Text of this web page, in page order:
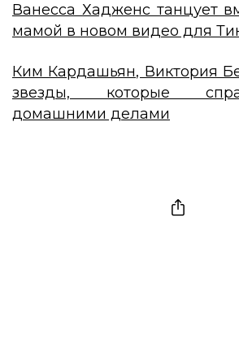
Ванесса Хадженс танцует
мамой в новом видео для
Ким Кардашьян, Виктория
звезды, которые
домашними делами